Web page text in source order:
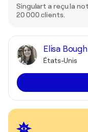
Singulart a reçu la
20 000 clients.
Elisa
États-Unis